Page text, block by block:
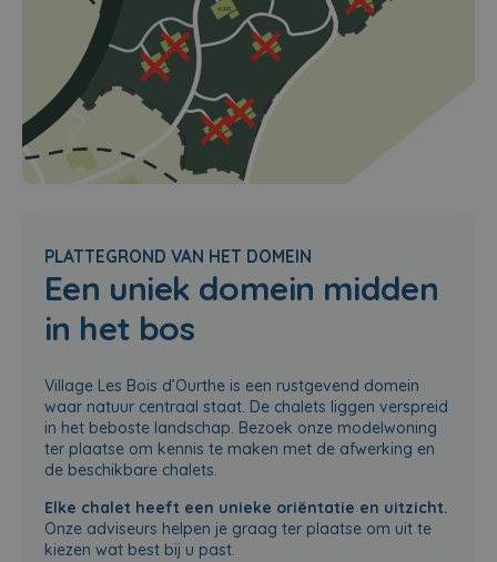
PLATTEGROND VAN HET DOMEIN
Een uniek domein midden
in het bos
Village Les Bois d’Ourthe is een rustgevend domein
waar natuur centraal staat. De chalets liggen verspreid
in het beboste landschap. Bezoek onze modelwoning
ter plaatse om kennis te maken met de afwerking en
de beschikbare chalets.
Elke chalet heeft een unieke oriëntatie en uitzicht.
Onze adviseurs helpen je graag ter plaatse om uit te
kiezen wat best bij u past.